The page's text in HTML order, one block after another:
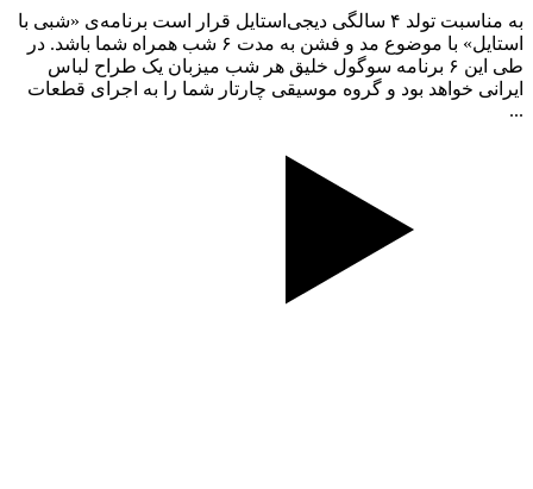
به مناسبت تولد ۴ سالگی دیجی‌استایل قرار است برنامه‌ی «شبی با
استایل» با موضوع مد و فشن به مدت ۶ شب همراه شما باشد. در
طی این ۶ برنامه سوگول خلیق هر شب میزبان یک طراح لباس
ایرانی خواهد بود و گروه موسیقی چارتار شما را به اجرای قطعات
...